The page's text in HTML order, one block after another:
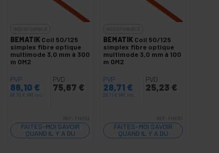
BEMATIK Coil 50/125
simplex fibre optique
multimode 3,0 mm à 300
m OM2
PVP
86,10 €
86,10 € VAT inc.
PVD
75,67 €
REF: FH052
FAITES-MOI SAVOIR
QUAND IL Y A DU
STOCK
BEMATIK Coil 50/125
simplex fibre optique
multimode 3,0 mm à 100
m OM2
PVP
28,71 €
28,71 € VAT inc.
PVD
25,23 €
REF: FH051
FAITES-MOI SAVOIR
QUAND IL Y A DU
STOCK